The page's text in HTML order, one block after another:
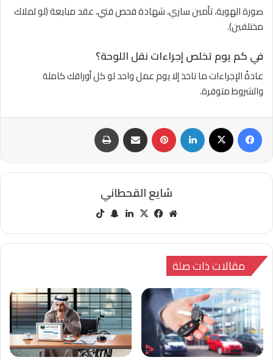
صورة الهوية، تأمين ساري، شهادة فحص فني، عقد مبايعة (لو لملاك
مختلفين).
في كم يوم تخلص إجراءات نقل اللوحة؟
عادةً الإجراءات ما تاخذ إلا يوم عمل واحد لو كل أوراقك كاملة
والشروط متوفرة.
فيسبوك ‫X لينكدإن بينتيريست مشاركة عبر البريد طباعة
شايع القحطاني
مو
الوي
في
وك
‫X لينك سنا
تشا
مقالات ذات صلة